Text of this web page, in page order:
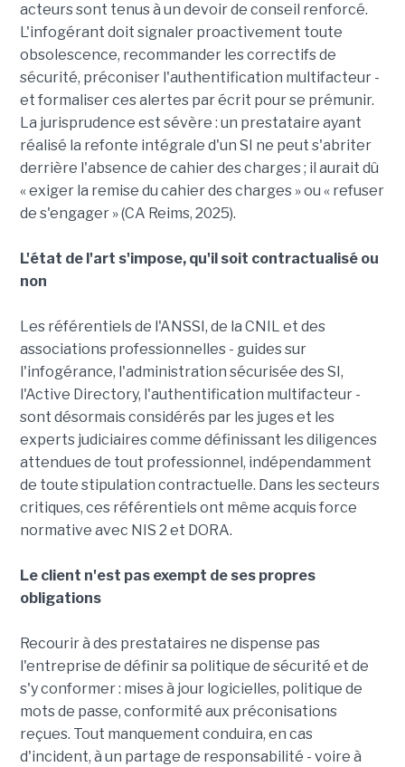
acteurs sont tenus à un devoir de conseil renforcé.
L'infogérant doit signaler proactivement toute
obsolescence, recommander les correctifs de
sécurité, préconiser l'authentification multifacteur -
et formaliser ces alertes par écrit pour se prémunir.
La jurisprudence est sévère : un prestataire ayant
réalisé la refonte intégrale d'un SI ne peut s'abriter
derrière l'absence de cahier des charges ; il aurait dû
« exiger la remise du cahier des charges » ou « refuser
de s'engager » (CA Reims, 2025).
L'état de l'art s'impose, qu'il soit contractualisé ou
non
Les référentiels de l'ANSSI, de la CNIL et des
associations professionnelles - guides sur
l'infogérance, l'administration sécurisée des SI,
l'Active Directory, l'authentification multifacteur -
sont désormais considérés par les juges et les
experts judiciaires comme définissant les diligences
attendues de tout professionnel, indépendamment
de toute stipulation contractuelle. Dans les secteurs
critiques, ces référentiels ont même acquis force
normative avec NIS 2 et DORA.
Le client n'est pas exempt de ses propres
obligations
Recourir à des prestataires ne dispense pas
l'entreprise de définir sa politique de sécurité et de
s'y conformer : mises à jour logicielles, politique de
mots de passe, conformité aux préconisations
reçues. Tout manquement conduira, en cas
d'incident, à un partage de responsabilité - voire à